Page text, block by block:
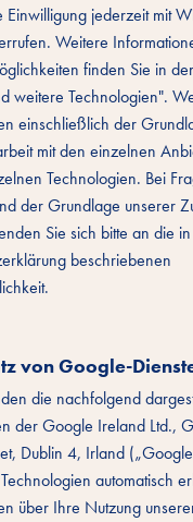
Einwilligung jederzeit mit
Weitere
finden Sie in
weitere Technologien".
einschließlich der
mit den einzelnen
Technologien. Bei
der Grundlage unserer
Sie sich bitte an die
beschriebenen
von Google-
die nachfolgend
der Google Ireland Ltd.,
Dublin 4, Irland
automatisch
über Ihre Nutzung